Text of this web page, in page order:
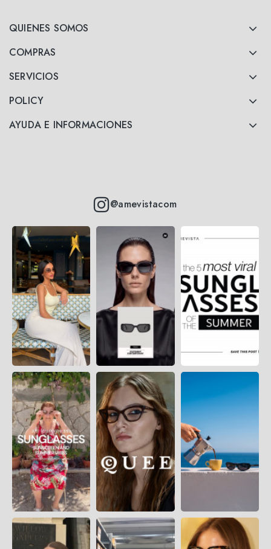
QUIENES SOMOS
COMPRAS
SERVICIOS
POLICY
AYUDA E INFORMACIONES
@amevistacom